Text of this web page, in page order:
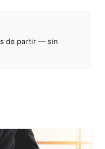
de partir — sin